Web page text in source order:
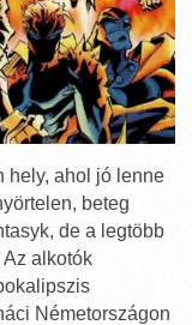
hely, ahol jó lenne
beteg
de a legtöbb
alkotók
Németországon